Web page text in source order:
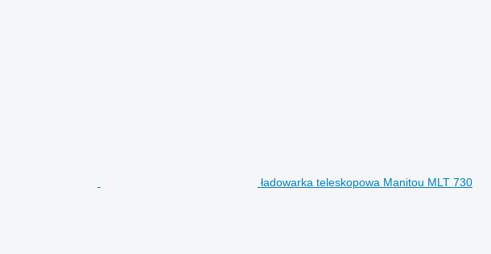
ładowarka teleskopowa Manitou MLT 730